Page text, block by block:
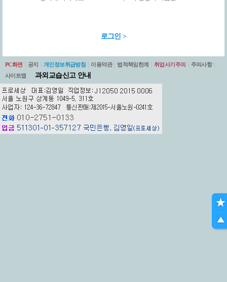
로그인 >
PC화면 공지 개인정보취급방침 이용약관 법적책임한계 취업사기주의 주의사항
사이트맵
과외교습신고 안내